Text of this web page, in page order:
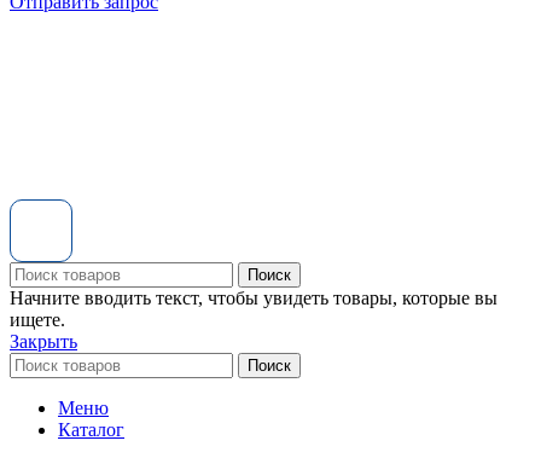
Поиск
Начните вводить текст, чтобы увидеть товары, которые вы
ищете.
Закрыть
Поиск
Меню
Каталог